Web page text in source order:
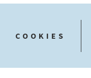
COOKIES